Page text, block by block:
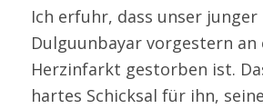
Ich erfuhr, dass unser
Dulguunbayar vorgestern an
Herzinfarkt gestorben ist.
hartes Schicksal für ihn,